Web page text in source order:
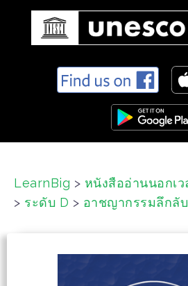
e
LearnBig > หนังสืออ่านนอกเว
> ระดับ D > อาชญากรรมลึกลั